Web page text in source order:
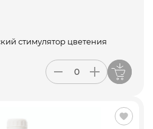
стимулятор цветения